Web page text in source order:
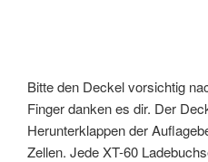
Bitte den Deckel vorsichtig
Finger danken es dir. Der
Herunterklappen der
Zellen. Jede XT-60